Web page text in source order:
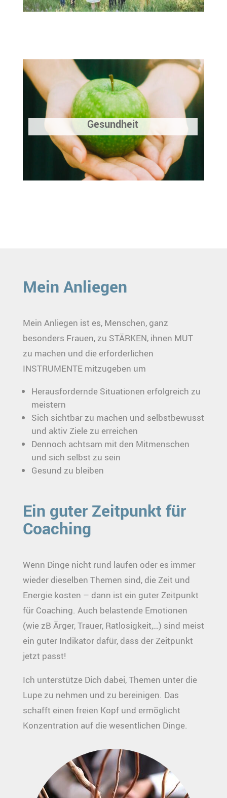
Gesundheit
Mein Anliegen
Mein Anliegen ist es, Menschen, ganz
besonders Frauen, zu STÄRKEN, ihnen MUT
zu machen und die erforderlichen
INSTRUMENTE mitzugeben um
Herausfordernde Situationen erfolgreich zu
meistern
Sich sichtbar zu machen und selbstbewusst
und aktiv Ziele zu erreichen
Dennoch achtsam mit den Mitmenschen
und sich selbst zu sein
Gesund zu bleiben
Ein guter Zeitpunkt für
Coaching
Wenn Dinge nicht rund laufen oder es immer
wieder dieselben Themen sind, die Zeit und
Energie kosten – dann ist ein guter Zeitpunkt
für Coaching. Auch belastende Emotionen
(wie zB Ärger, Trauer, Ratlosigkeit,…) sind meist
ein guter Indikator dafür, dass der Zeitpunkt
jetzt passt!
Ich unterstütze Dich dabei, Themen unter die
Lupe zu nehmen und zu bereinigen. Das
schafft einen freien Kopf und ermöglicht
Konzentration auf die wesentlichen Dinge.